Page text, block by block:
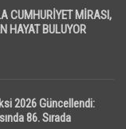
CUMHURİYET MİRASI,
HAYAT BULUYOR
2026 Güncellendi:
86. Sırada